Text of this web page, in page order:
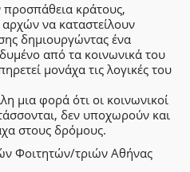
προσπάθεια κράτους,
να καταστείλουν
δημιουργώντας ένα
από τα κοινωνικά του
μονάχα τις λογικές του
μια φορά ότι οι κοινωνικοί
δεν υποχωρούν και
στους δρόμους.
Φοιτητών/τριών Αθήνας